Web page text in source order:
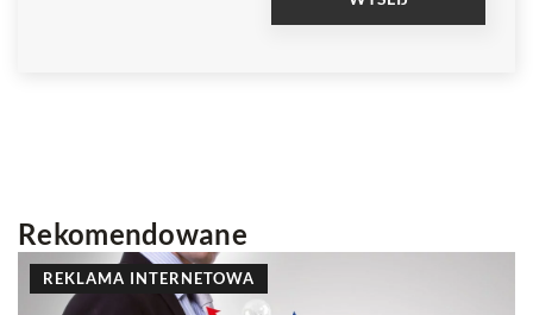
Rekomendowane
INNE